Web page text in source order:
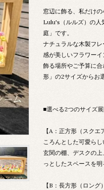
窓辺に飾る、私だけの
Lulu's（ルルズ）の人
庭」です。
ナチュラルな木製フ
感が美しいフラワーイ
飾る場所やご予算に
形」の2サイズからお
■選べる2つのサイズ
【A：正方形（スクエ
ころんとした可愛らし
玄関の棚、デスクの
っとしたスペースを明
【B：長方形（ロング